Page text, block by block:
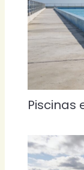
Piscinas